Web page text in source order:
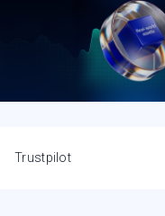
Trustpilot